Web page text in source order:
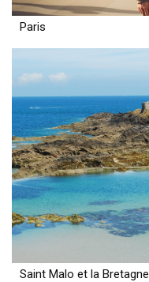
Paris
Saint Malo et la Bretagne